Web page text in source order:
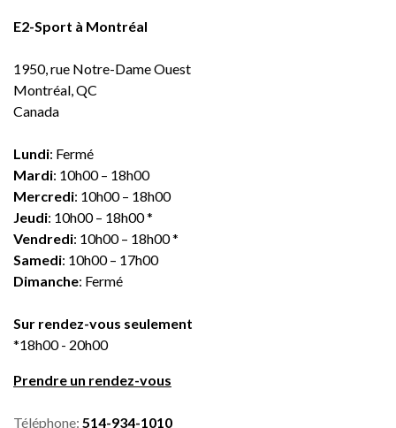
E2-Sport à Montréal
1950, rue Notre-Dame Ouest
Montréal, QC
Canada
Lundi: Fermé
Mardi: 10h00 – 18h00
Mercredi: 10h00 – 18h00
Jeudi: 10h00 – 18h00 *
Vendredi: 10h00 – 18h00 *
Samedi: 10h00 – 17h00
Dimanche: Fermé
Sur rendez-vous seulement
*18h00 - 20h00
Prendre un rendez-vous
Téléphone: 514-934-1010